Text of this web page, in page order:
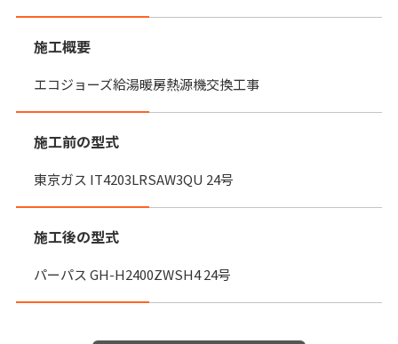
施工概要
エコジョーズ給湯暖房熱源機交換工事
施工前の型式
東京ガス IT4203LRSAW3QU 24号
施工後の型式
パーパス GH-H2400ZWSH4 24号